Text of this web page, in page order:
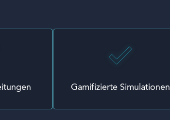
Gamifizierte Simulationen